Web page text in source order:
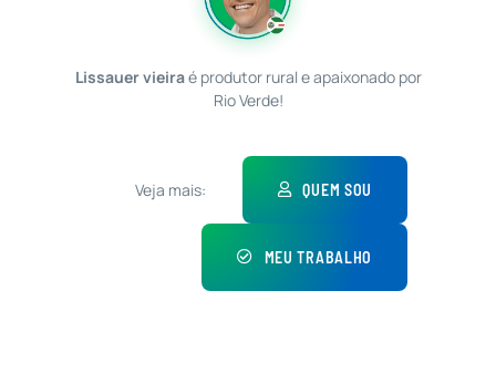
Lissauer vieiraé produtor rural e apaixonado por
Rio Verde!
Veja mais: QUEM SOU
MEU TRABALHO